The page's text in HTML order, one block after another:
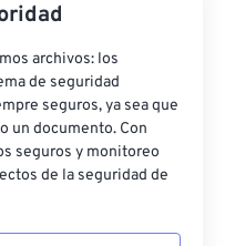
archivos: los
de seguridad
seguros, ya sea que
un documento. Con
seguros y monitoreo
de la seguridad de